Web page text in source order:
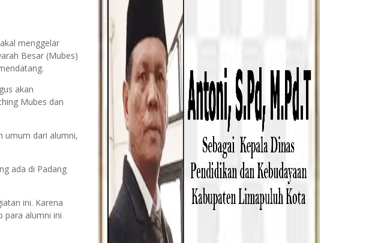
menggelar
Besar (Mubes)
akan
Mubes dan
umum dari alumni,
ada di Padang
ini. Karena
para alumni ini